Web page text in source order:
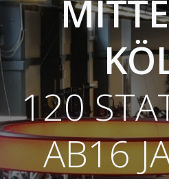
120
AB16